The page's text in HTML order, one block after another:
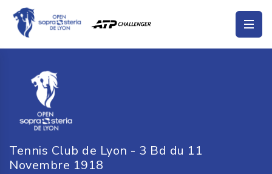
Tennis Club de Lyon - 3 Bd du 11
Novembre 1918